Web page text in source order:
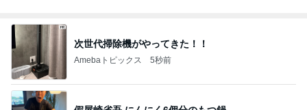
停車中のオムニバスに乗って撮る写真